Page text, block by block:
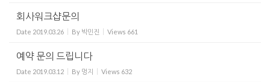
회사워크샵문의
Date 2019.03.26 By 박민진 Views 661
예약 문의 드립니다
Date 2019.03.12 By 멍지 Views 632